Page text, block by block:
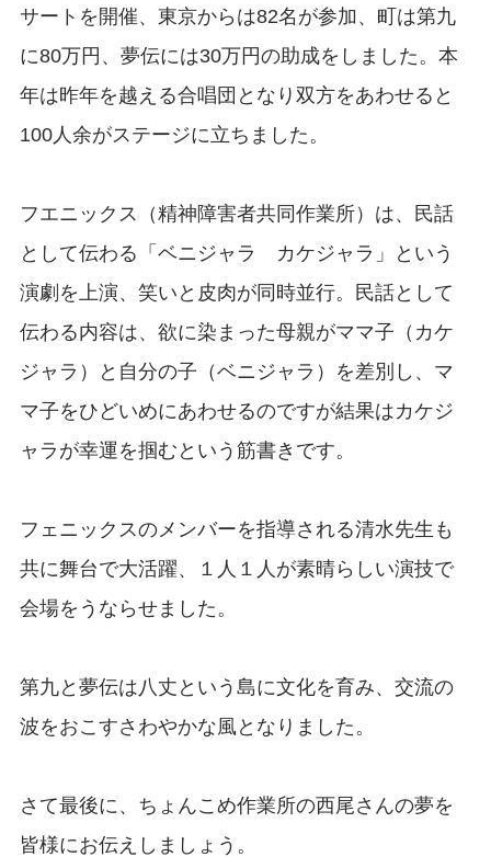
サートを開催、東京からは82名が参加、町は第九
に80万円、夢伝には30万円の助成をしました。本
年は昨年を越える合唱団となり双方をあわせると
100人余がステージに立ちました。
フエニックス（精神障害者共同作業所）は、民話
として伝わる「ベニジャラ カケジャラ」という
演劇を上演、笑いと皮肉が同時並行。民話として
伝わる内容は、欲に染まった母親がママ子（カケ
ジャラ）と自分の子（ベニジャラ）を差別し、マ
マ子をひどいめにあわせるのですが結果はカケジ
ャラが幸運を掴むという筋書きです。
フェニックスのメンバーを指導される清水先生も
共に舞台で大活躍、１人１人が素晴らしい演技で
会場をうならせました。
第九と夢伝は八丈という島に文化を育み、交流の
波をおこすさわやかな風となりました。
さて最後に、ちょんこめ作業所の西尾さんの夢を
皆様にお伝えしましょう。